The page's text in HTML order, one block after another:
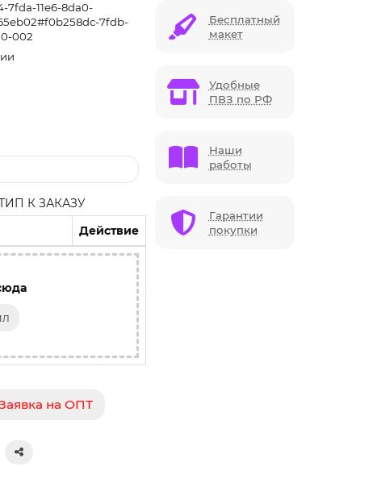
7fda-11e6-8da0-
7fdb-
002
К ЗАКАЗУ
Действие
на ОПТ
Бесплатный
макет
Удобные
ПВЗ по РФ
Наши
работы
Гарантии
покупки